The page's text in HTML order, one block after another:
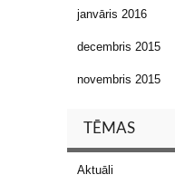
janvāris 2016
decembris 2015
novembris 2015
TĒMAS
Aktuāli